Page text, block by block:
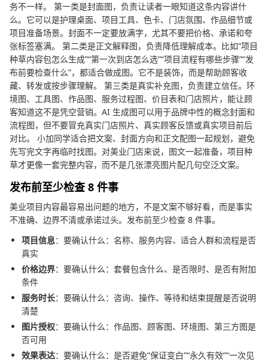
务不一样。 第一类是封面图，负责让读者一眼知道这条内容讲什
么。它可以是护理桌面、项目工具、色卡、门店氛围、作品细节或
项目准备场景。封面不一定要放满字，尤其不要把价格、承诺和夸
张标签塞满。 第二类是正文解释图，负责降低理解成本。比如“项目
种草内容包怎么生成”“第一次到店怎么选”“项目流程有哪些步骤”“发
布前要检查什么”，都适合做成图。它不是装饰，而是帮助顾客收
藏、转发或按步骤理解。 第三类是真实补充图，负责建立信任。环
境图、工具图、作品图、服务过程图、价目表和门店照片，能让顾
客知道这不是凭空营销。AI 生成图可以用于品牌中性的概念封面和
流程图，但不要冒充真实门店照片、真实顾客反馈或真实项目前后
对比。 小加同学适合把文案、封面方向和正文配图一起规划，避免
先写完文字再临时找图。对美业门店来说，图文一起准备，项目种
草才更像一套完整内容，而不是几张漂亮图片配几句空泛文案。
发布前至少检查 8 件事
美业项目内容最容易出问题的地方，不是文案不够好看，而是事实
不准确、边界不清或承诺过头。发布前至少检查 8 件事。
项目信息：要确认什么：名称、服务内容、适合人群和流程是否
真实
价格边界：要确认什么：套餐包含什么、是否限时、是否有附加
条件
服务时长：要确认什么：咨询、操作、等待和结束提醒是否说明
清楚
图片授权：要确认什么：作品图、顾客图、环境图、第三方图是
否可用
效果表达：要确认什么：是否避免“保证变白”“永久有效”“一次见